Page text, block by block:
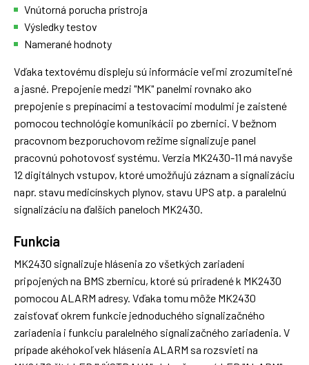
Vnútorná porucha prístroja
Výsledky testov
Namerané hodnoty
Vďaka textovému displeju sú informácie veľmi zrozumiteľné
a jasné. Prepojenie medzi "MK" panelmi rovnako ako
prepojenie s prepínacími a testovacími modulmi je zaistené
pomocou technológie komunikácii po zbernici. V bežnom
pracovnom bezporuchovom režime signalizuje panel
pracovnú pohotovosť systému. Verzia MK2430-11 má navyše
12 digitálnych vstupov, ktoré umožňujú záznam a signalizáciu
napr. stavu medicínskych plynov, stavu UPS atp. a paralelnú
signalizáciu na ďalších paneloch MK2430.
Funkcia
MK2430 signalizuje hlásenia zo všetkých zariadení
pripojených na BMS zbernicu, ktoré sú priradené k MK2430
pomocou ALARM adresy. Vďaka tomu môže MK2430
zaisťovať okrem funkcie jednoduchého signalizačného
zariadenia i funkciu paralelného signalizačného zariadenia. V
prípade akéhokoľvek hlásenia ALARM sa rozsvieti na